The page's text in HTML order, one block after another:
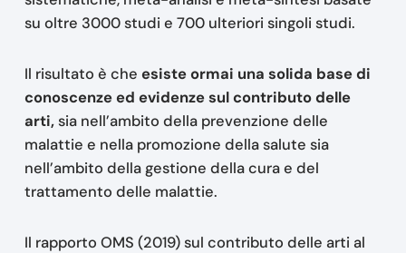
su oltre 3000 studi e 700 ulteriori singoli studi.
Il risultato è che esiste ormai una solida base di
conoscenze ed evidenze sul contributo delle
arti,sia nell’ambito della prevenzione delle
malattie e nella promozione della salute sia
nell’ambito della gestione della cura e del
trattamento delle malattie.
Il rapporto OMS (2019) sul contributo delle arti al